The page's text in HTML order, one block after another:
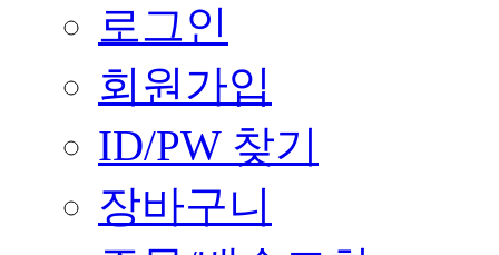
로그인
회원가입
ID/PW 찾기
장바구니